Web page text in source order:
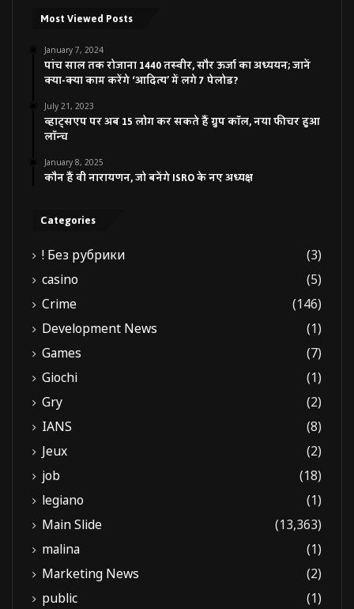
Most Viewed Posts
January 7, 2024
पांच साल तक रोजाना 1440 तस्वीर, सौर ऊर्जा का अध्ययन; जानें
क्या-क्या काम करेंगे ‘आदित्य’ में लगे 7 पेलोड?
July 21, 2023
व्हाट्सएप पर अब 15 लोग कर सकते हैं ग्रुप कॉल, नया फीचर हुआ
लॉन्च
January 8, 2025
कौन हैं वी नारायणन, जो बनेंगे ISRO के नए अध्यक्ष
Categories
! Без рубрики
(3)
casino
(5)
Crime
(146)
Development News
(1)
Games
(7)
Giochi
(1)
Gry
(2)
IANS
(8)
Jeux
(2)
job
(18)
legiano
(1)
Main Slide
(13,363)
malina
(1)
Marketing News
(2)
public
(1)